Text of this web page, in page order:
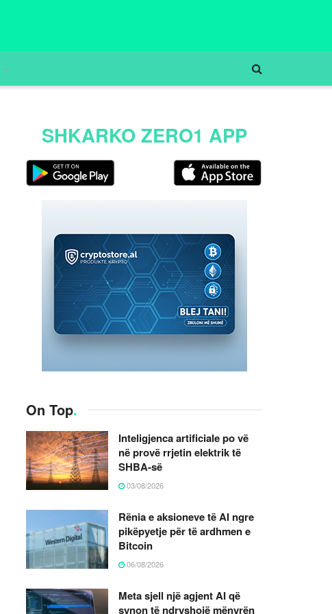
SHKARKO ZERO1 APP
On Top.
Inteligjenca artificiale po vë
në provë rrjetin elektrik të
SHBA-së
03/08/2026
Rënia e aksioneve të AI ngre
pikëpyetje për të ardhmen e
Bitcoin
06/08/2026
Meta sjell një agjent AI që
synon të ndryshojë mënyrën